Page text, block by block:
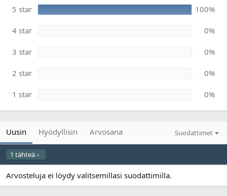
m
ä
0
t
5 star 100%
4 star 0%
3 star 0%
2 star 0%
1 star 0%
Uusin Hyödyllisin Arvosana Suodattimet
1 tähteä
Arvosteluja ei löydy valitsemillasi suodattimilla.